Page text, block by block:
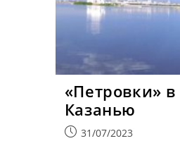
«Петровки»
Казанью
Запись31/07/2023